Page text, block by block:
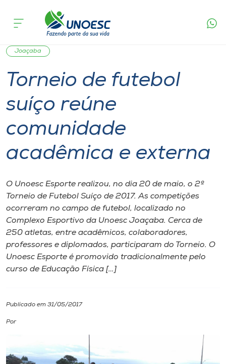
Cursos
Onde estamos
Pesquisa
Atendimento ao Estudante
Portal de Ensino
Internacionalização
I.nova
Cultura
acontece
Joaçaba
Torneio de futebol
suíço reúne
comunidade
acadêmica e externa
O Unoesc Esporte realizou, no dia 20 de maio, o 2º
Torneio de Futebol Suíço de 2017. As competições
ocorreram no campo de futebol, localizado no
Complexo Esportivo da Unoesc Joaçaba. Cerca de
250 atletas, entre acadêmicos, colaboradores,
professores e diplomados, participaram do Torneio. O
Unoesc Esporte é promovido tradicionalmente pelo
curso de Educação Física […]
Publicado em 31/05/2017
Por